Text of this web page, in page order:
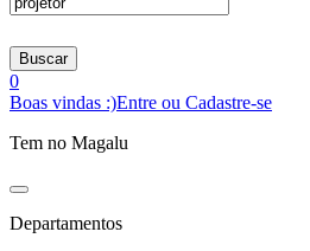
Buscar
0
Boas vindas :)Entre ou Cadastre-se
Tem no Magalu
Departamentos